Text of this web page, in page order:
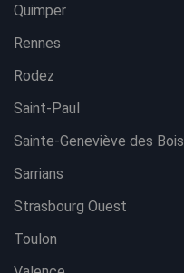
Quimper
Rennes
Rodez
Saint-Paul
Sainte-Geneviève des Bois
Sarrians
Strasbourg Ouest
Toulon